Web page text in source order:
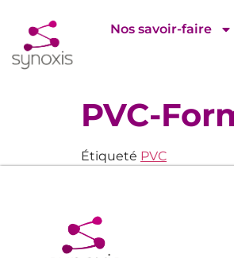
Nos savoir-faire
PVC-
Étiqueté PVC